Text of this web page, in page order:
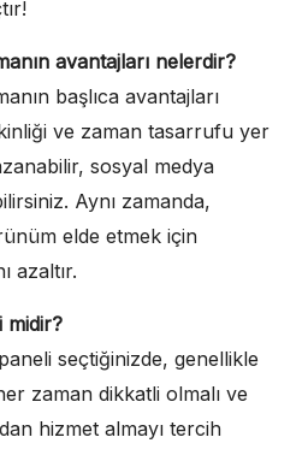
avantajları nelerdir?
başlıca avantajları
ve zaman tasarrufu yer
sosyal medya
Aynı zamanda,
elde etmek için
azaltır.
midir?
seçtiğinizde, genellikle
zaman dikkatli olmalı ve
hizmet almayı tercih